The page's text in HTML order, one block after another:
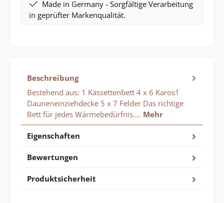
Made in Germany - Sorgfältige Verarbeitung
in geprüfter Markenqualität.
Beschreibung
Bestehend aus: 1 Kassettenbett 4 x 6 Karos1
Dauneneinziehdecke 5 x 7 Felder Das richtige
Bett für jedes Wärmebedürfnis.… Mehr
Eigenschaften
Bewertungen
Produktsicherheit